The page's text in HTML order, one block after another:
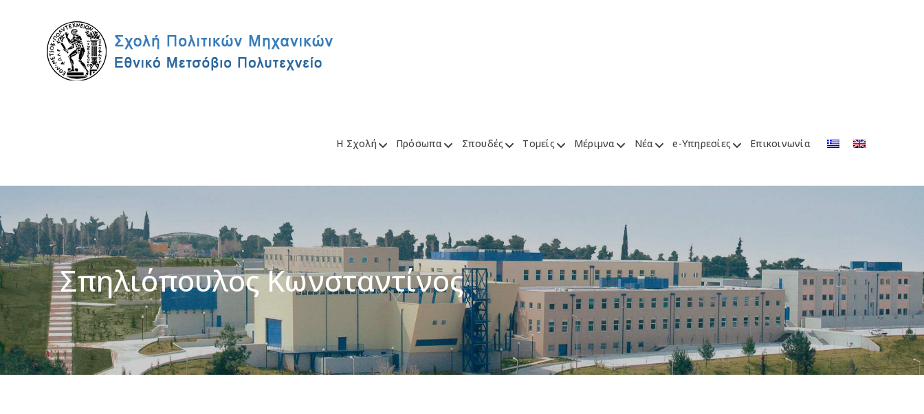
Η Σχολή Πρόσωπα Σπουδές Τομείς Μέριμνα Νέα e-Υπηρεσίες Επικοινωνία
Σπηλιόπουλος Κωνσταντίνος